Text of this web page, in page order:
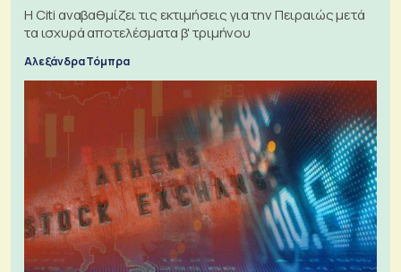
Η Citi αναβαθμίζει τις εκτιμήσεις για την Πειραιώς μετά
τα ισχυρά αποτελέσματα β' τριμήνου
Αλεξάνδρα Τόμπρα